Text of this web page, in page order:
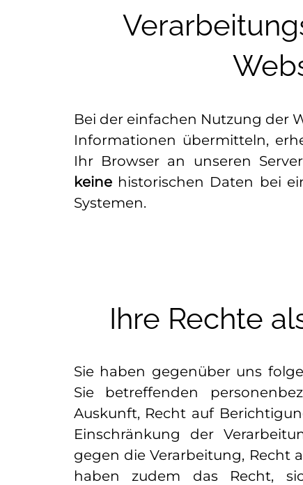
Bei der einfachen Nutzung der
Informationen übermitteln,
Ihr Browser an unseren
keinehistorischen Daten bei
Systemen.
Ihre Rechte
Sie haben gegenüber uns
Sie betreffenden
Auskunft, Recht auf
Einschränkung der
gegen die Verarbeitung, Recht
haben zudem das Recht,